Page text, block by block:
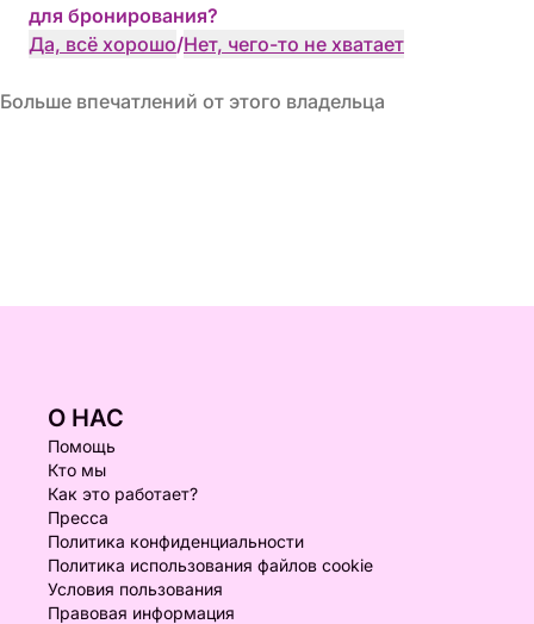
для бронирования?
Да, всё хорошо/Нет, чего-то не хватает
Больше впечатлений от этого владельца
О НАС
Помощь
Кто мы
Как это работает?
Пресса
Политика конфиденциальности
Политика использования файлов cookie
Условия пользования
Правовая информация